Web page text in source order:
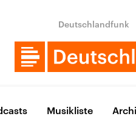
Deutschlandfunk
Musikliste